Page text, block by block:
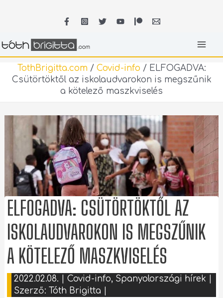
TothBrigitta.com / Covid-info / ELFOGADVA:
Csütörtöktől az iskolaudvarokon is megszűnik
a kötelező maszkviselés
ELFOGADVA: CSÜTÖRTÖKTŐL AZ
ISKOLAUDVAROKON IS MEGSZŰNIK
A KÖTELEZŐ MASZKVISELÉS
2022.02.08. |Covid-info, Spanyolországi hírek
Szerző: Tóth Brigitta